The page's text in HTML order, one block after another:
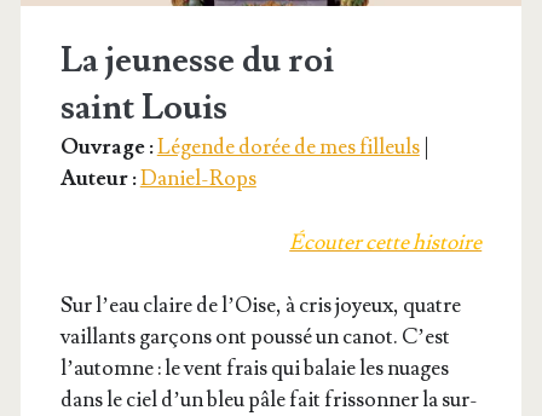
La jeunesse du roi
saint Louis
Ouvrage :Légende dorée de mes filleuls|
Auteur :Daniel-Rops
Écou­ter cette histoire
Sur l’eau claire de l’Oise, à cris joyeux, quatre
vaillants gar­çons ont pous­sé un canot. C’est
l’au­tomne : le vent frais qui balaie les nuages
dans le ciel d’un bleu pâle fait fris­son­ner la sur­